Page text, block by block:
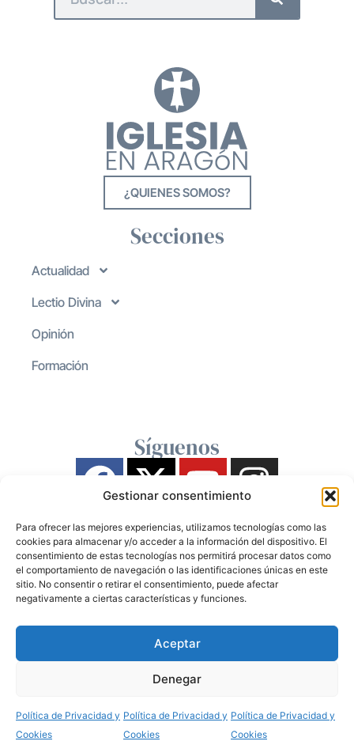
Gestionar consentimiento
Para ofrecer las mejores experiencias, utilizamos tecnologías como las
cookies para almacenar y/o acceder a la información del dispositivo. El
consentimiento de estas tecnologías nos permitirá procesar datos como
el comportamiento de navegación o las identificaciones únicas en este
sitio. No consentir o retirar el consentimiento, puede afectar
negativamente a ciertas características y funciones.
Aceptar
Denegar
Política de Privacidad y
Cookies
Política de Privacidad y
Cookies
Política de Privacidad y
Cookies
¿QUIENES SOMOS?
Secciones
Actualidad
Lectio Divina
Opinión
Formación
Síguenos